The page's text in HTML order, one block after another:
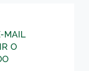
MAIL
O